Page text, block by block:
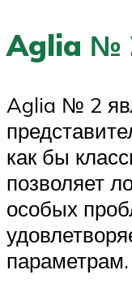
Aglia №
Aglia № 2
как бы
позволяет
особых
параметрам.